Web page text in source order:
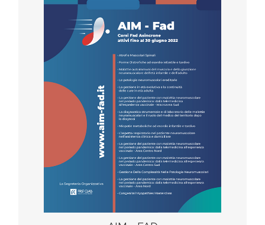
Iscriviti al corso
scarica la locandina